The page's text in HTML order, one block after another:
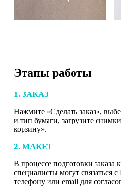
Этапы работы
1. ЗАКАЗ
Нажмите «Сделать заказ»,
и тип бумаги, загрузите
корзину».
2. МАКЕТ
В процессе подготовки заказа
специалисты могут связаться
телефону или email для